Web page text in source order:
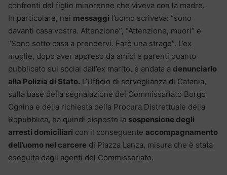
confronti del figlio minorenne che viveva con la madre.
In particolare, nei messaggi l’uomo scriveva: “sono
davanti casa vostra. Attenzione”, “Attenzione, muori” e
“Sono sotto casa a prendervi. Farò una strage”. L’ex
moglie, dopo aver appreso da amici e parenti quanto
pubblicato sui social dall’ex marito, è andata a denunciarlo
alla Polizia di Stato. L’Ufficio di sorveglianza di Catania,
sulla base della segnalazione del Commissariato Borgo
Ognina e della richiesta della Procura Distrettuale della
Repubblica, ha quindi disposto la sospensione degli
arresti domiciliari con il conseguente accompagnamento
dell’uomo nel carcere di Piazza Lanza, misura che è stata
eseguita dagli agenti del Commissariato.